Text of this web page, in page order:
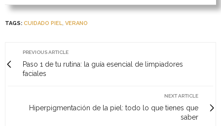
TAGS: CUIDADO PIEL, VERANO
PREVIOUS ARTICLE
Paso 1 de tu rutina: la guía esencial de limpiadores
faciales
NEXT ARTICLE
Hiperpigmentación de la piel: todo lo que tienes que
saber